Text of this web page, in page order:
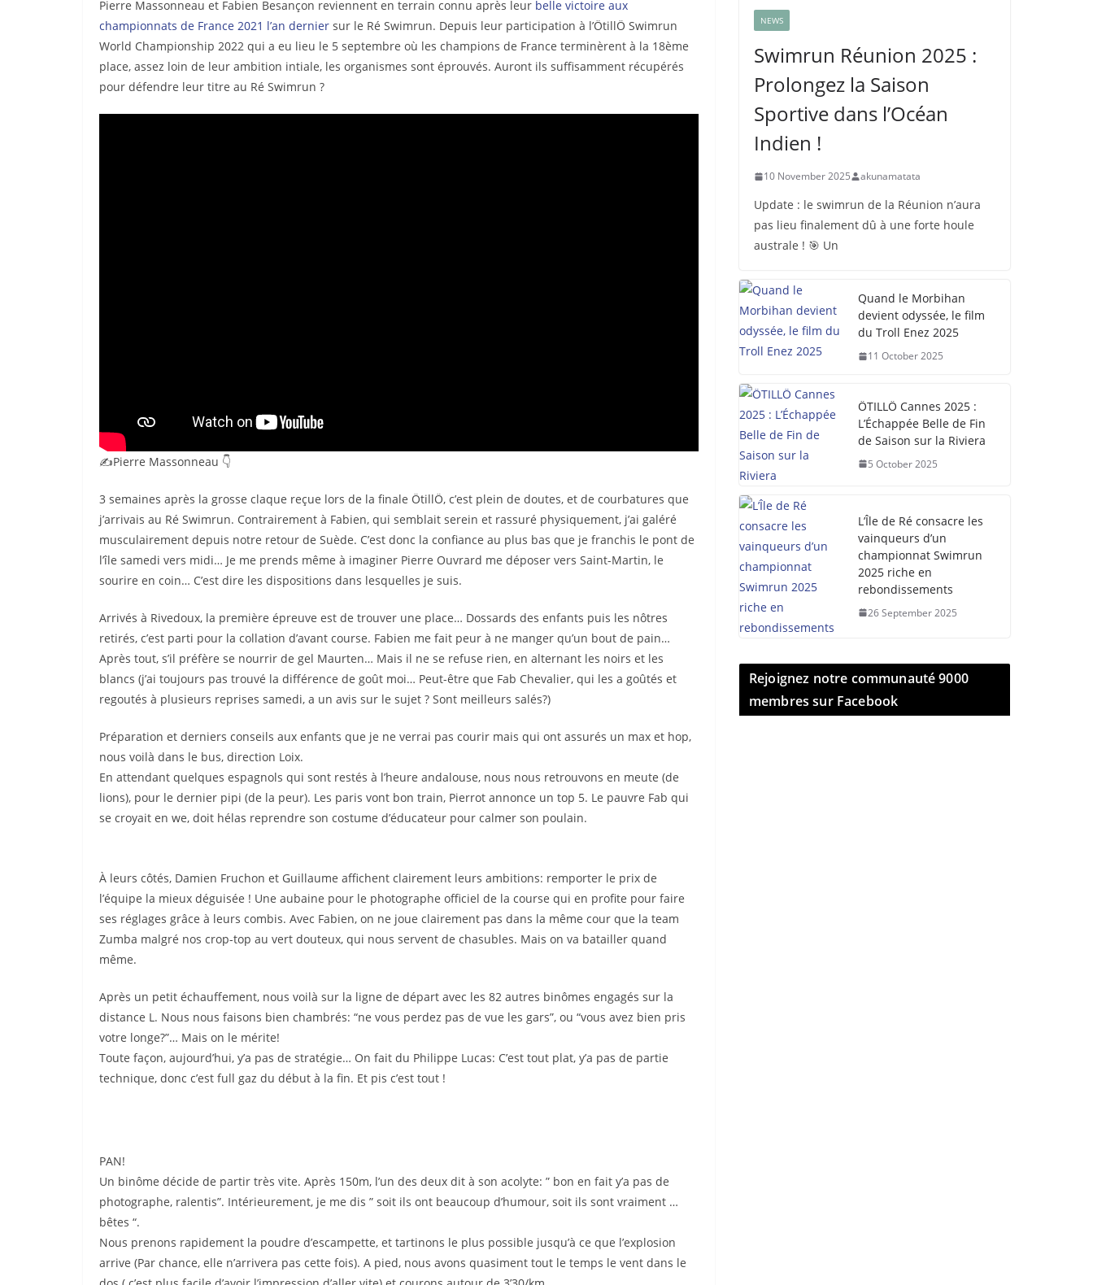
Pierre Massonneau et Fabien Besançon reviennent en terrain connu après leur belle victoire aux
championnats de France 2021 l’an dernier sur le Ré Swimrun. Depuis leur participation à l’ÖtillÖ Swimrun
World Championship 2022 qui a eu lieu le 5 septembre où les champions de France terminèrent à la 18ème
place, assez loin de leur ambition intiale, les organismes sont éprouvés. Auront ils suffisamment récupérés
pour défendre leur titre au Ré Swimrun ?
✍️Pierre Massonneau 👇
3 semaines après la grosse claque reçue lors de la finale ÖtillÖ, c’est plein de doutes, et de courbatures que
j’arrivais au Ré Swimrun. Contrairement à Fabien, qui semblait serein et rassuré physiquement, j’ai galéré
musculairement depuis notre retour de Suède. C’est donc la confiance au plus bas que je franchis le pont de
l’île samedi vers midi… Je me prends même à imaginer Pierre Ouvrard me déposer vers Saint-Martin, le
sourire en coin… C’est dire les dispositions dans lesquelles je suis.
Arrivés à Rivedoux, la première épreuve est de trouver une place… Dossards des enfants puis les nôtres
retirés, c’est parti pour la collation d’avant course. Fabien me fait peur à ne manger qu’un bout de pain…
Après tout, s’il préfère se nourrir de gel Maurten… Mais il ne se refuse rien, en alternant les noirs et les
blancs (j’ai toujours pas trouvé la différence de goût moi… Peut-être que Fab Chevalier, qui les a goûtés et
regoutés à plusieurs reprises samedi, a un avis sur le sujet ? Sont meilleurs salés?)
Préparation et derniers conseils aux enfants que je ne verrai pas courir mais qui ont assurés un max et hop,
nous voilà dans le bus, direction Loix.
En attendant quelques espagnols qui sont restés à l’heure andalouse, nous nous retrouvons en meute (de
lions), pour le dernier pipi (de la peur). Les paris vont bon train, Pierrot annonce un top 5. Le pauvre Fab qui
se croyait en we, doit hélas reprendre son costume d’éducateur pour calmer son poulain.
À leurs côtés, Damien Fruchon et Guillaume affichent clairement leurs ambitions: remporter le prix de
l’équipe la mieux déguisée ! Une aubaine pour le photographe officiel de la course qui en profite pour faire
ses réglages grâce à leurs combis. Avec Fabien, on ne joue clairement pas dans la même cour que la team
Zumba malgré nos crop-top au vert douteux, qui nous servent de chasubles. Mais on va batailler quand
même.
Après un petit échauffement, nous voilà sur la ligne de départ avec les 82 autres binômes engagés sur la
distance L. Nous nous faisons bien chambrés: “ne vous perdez pas de vue les gars”, ou “vous avez bien pris
votre longe?”… Mais on le mérite!
Toute façon, aujourd’hui, y’a pas de stratégie… On fait du Philippe Lucas: C’est tout plat, y’a pas de partie
technique, donc c’est full gaz du début à la fin. Et pis c’est tout !
PAN!
Un binôme décide de partir très vite. Après 150m, l’un des deux dit à son acolyte: ” bon en fait y’a pas de
photographe, ralentis”. Intérieurement, je me dis ” soit ils ont beaucoup d’humour, soit ils sont vraiment …
bêtes “.
Nous prenons rapidement la poudre d’escampette, et tartinons le plus possible jusqu’à ce que l’explosion
arrive (Par chance, elle n’arrivera pas cette fois). A pied, nous avons quasiment tout le temps le vent dans le
NEWS
Swimrun Réunion 2025 :
Prolongez la Saison
Sportive dans l’Océan
Indien !
10 November 2025 akunamatata
Update : le swimrun de la Réunion n’aura
pas lieu finalement dû à une forte houle
australe ! 🎯 Un
Quand le Morbihan
devient odyssée, le film
du Troll Enez 2025
11 October 2025
ÖTILLÖ Cannes 2025 :
L’Échappée Belle de Fin
de Saison sur la Riviera
5 October 2025
L’Île de Ré consacre les
vainqueurs d’un
championnat Swimrun
2025 riche en
rebondissements
26 September 2025
Rejoignez notre communauté 9000
membres sur Facebook